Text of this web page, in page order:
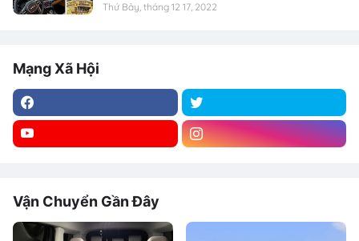
Thứ Bảy, tháng 12 17, 2022
Mạng Xã Hội
Vận Chuyển Gần Đây